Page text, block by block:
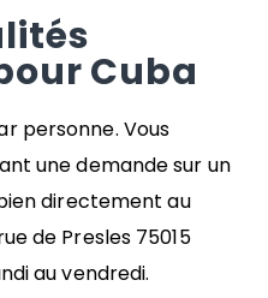
Cuba
personne. Vous
une demande sur un
directement au
de Presles 75015
au vendredi.